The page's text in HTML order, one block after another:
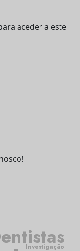
aceder a este
Investigação